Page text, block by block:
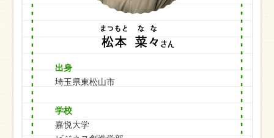
出身
埼玉県東松山市
学校
嘉悦大学